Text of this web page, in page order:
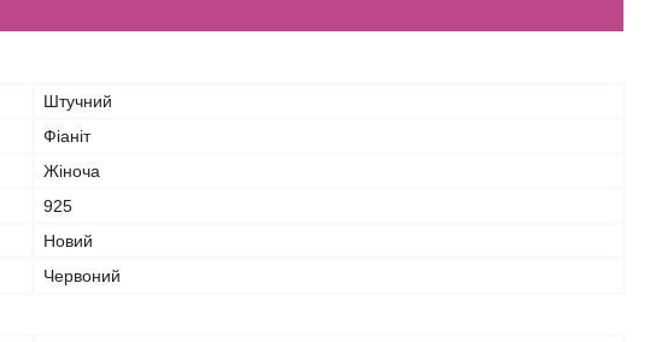
Штучний
Фіаніт
Жіноча
925
Новий
Червоний